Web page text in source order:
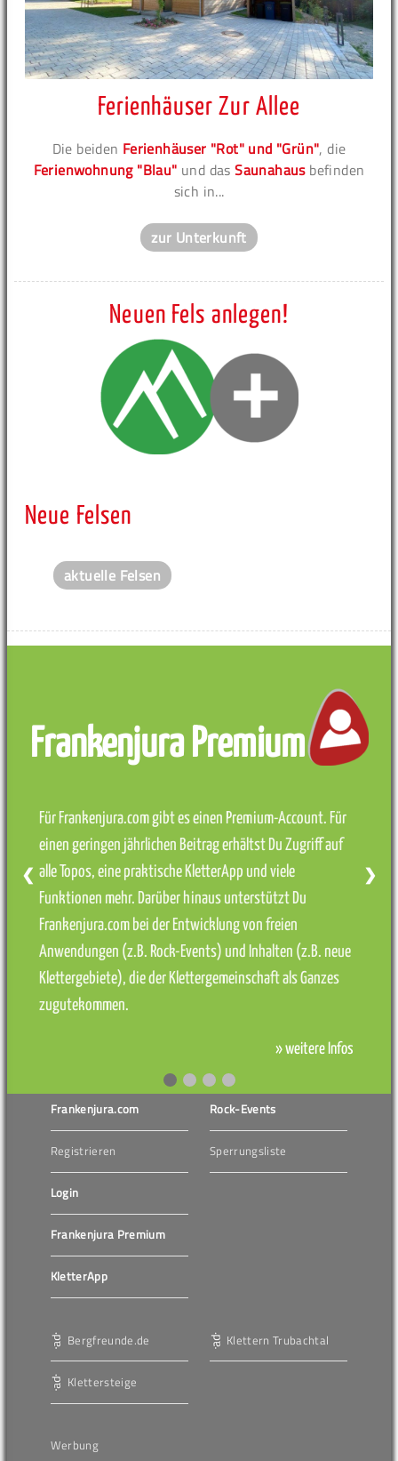
Ferienhäuser Zur Allee
Die beiden Ferienhäuser "Rot" und "Grün", die
Ferienwohnung "Blau" und dasSaunahausbefinden
sich in...
zur Unterkunft
Neuen Fels anlegen!
Neue Felsen
aktuelle Felsen
Frankenjura Premium
Für Frankenjura.com gibt es einen Premium-Account. Für
einen geringen jährlichen Beitrag erhältst Du Zugriff auf
alle Topos, eine praktische KletterApp und viele
Funktionen mehr. Darüber hinaus unterstützt Du
Frankenjura.com bei der Entwicklung von freien
Anwendungen (z.B. Rock-Events) und Inhalten (z.B. neue
Klettergebiete), die der Klettergemeinschaft als Ganzes
zugutekommen.
» weitere Infos
❮ ❯
Frankenjura.com
Registrieren
Login
Frankenjura Premium
KletterApp
Rock-Events
Sperrungsliste
Bergfreunde.de
Klettersteige
Klettern Trubachtal
Werbung